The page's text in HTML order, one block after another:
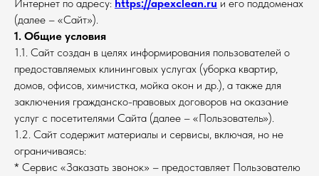
Интернет по адресу: https://apexclean.ru и его поддоменах
(далее – «Сайт»).
1. Общие условия
1.1. Сайт создан в целях информирования пользователей о
предоставляемых клининговых услугах (уборка квартир,
домов, офисов, химчистка, мойка окон и др.), а также для
заключения гражданско-правовых договоров на оказание
услуг с посетителями Сайта (далее – «Пользователь»).
1.2. Сайт содержит материалы и сервисы, включая, но не
ограничиваясь:
* Сервис «Заказать звонок» – предоставляет Пользователю